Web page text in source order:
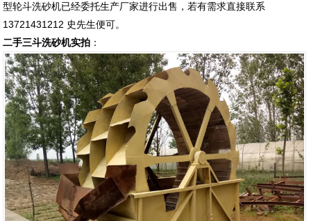
型轮斗洗砂机已经委托生产厂家进行出售，若有需求直接联系
13721431212 史先生便可。
二手三斗洗砂机实拍 ：